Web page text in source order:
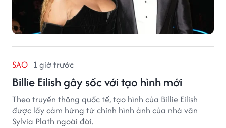
SAO 1 giờ trước
Billie Eilish gây sốc với tạo hình mới
Theo truyền thông quốc tế, tạo hình của Billie Eilish
được lấy cảm hứng từ chính hình ảnh của nhà văn
Sylvia Plath ngoài đời.